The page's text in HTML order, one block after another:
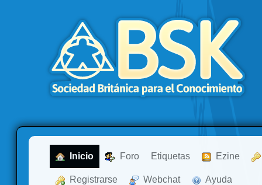
Inicio Foro Etiquetas Ezine
Registrarse Webchat Ayuda